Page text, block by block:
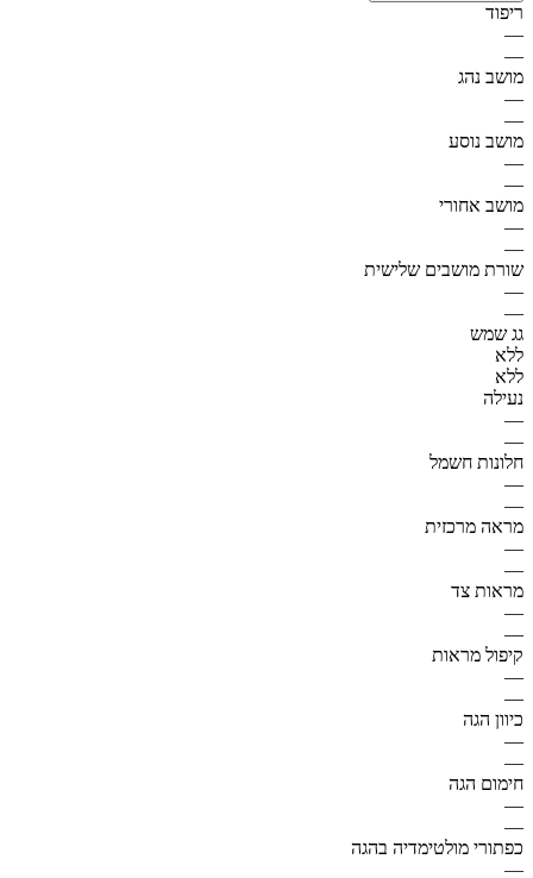
ריפוד
—
—
מושב נהג
—
—
מושב נוסע
—
—
מושב אחורי
—
—
שורת מושבים שלישית
—
—
גג שמש
ללא
ללא
נעילה
—
—
חלונות חשמל
—
—
מראה מרכזית
—
—
מראות צד
—
—
קיפול מראות
—
—
כיוון הגה
—
—
חימום הגה
—
—
כפתורי מולטימדיה בהגה
—